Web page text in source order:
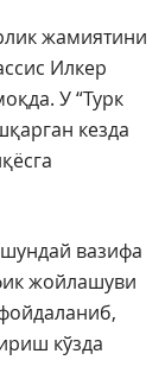
жамиятини
Илкер
У “Турк
кезда
вазифа
жойлашуви
кўзда